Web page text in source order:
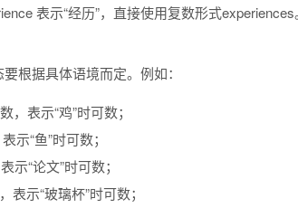
表示“经历”，直接使用复数形式
根据具体语境而定。例如：
，表示“鸡”时可数；
示“鱼”时可数；
示“论文”时可数；
表示“玻璃杯”时可数；